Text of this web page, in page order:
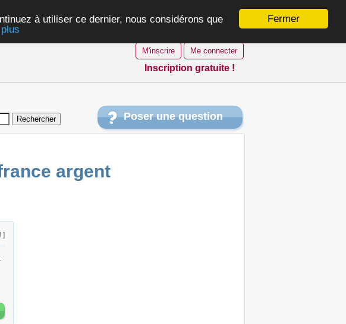
Fermer
à utiliser ce dernier, nous considérons que
M'inscrire Me connecter
Inscription gratuite !
Poser une question
argent
]